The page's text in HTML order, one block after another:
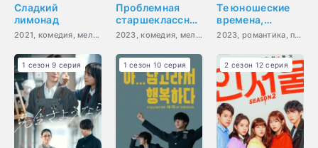
Сладкий
лимонад
2021, комедия, мелодрама, романтика, молодость
Проблемная
старшеклассница
и непутевый
2023, комедия, мелодрама, романтика, молодость, драма
Те юношеские
времена,
которые не
могут вернуться
2023, романтика, повседневность, молодость
1 сезон 9 серия 1 сезон 10 серия 2 сезон 12 серия